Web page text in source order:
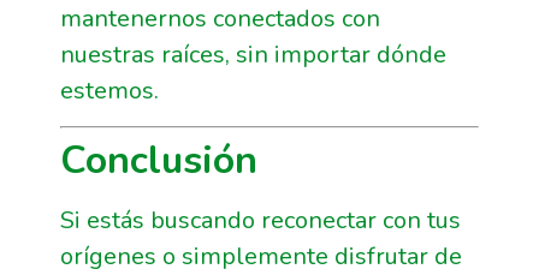
mantenernos conectados con
nuestras raíces, sin importar dónde
estemos.
Conclusión
Si estás buscando reconectar con tus
orígenes o simplemente disfrutar de